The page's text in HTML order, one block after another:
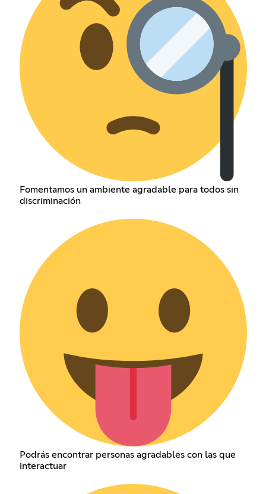
Fomentamos un ambiente agradable para todos sin
discriminación
Podrás encontrar personas agradables con las que
interactuar